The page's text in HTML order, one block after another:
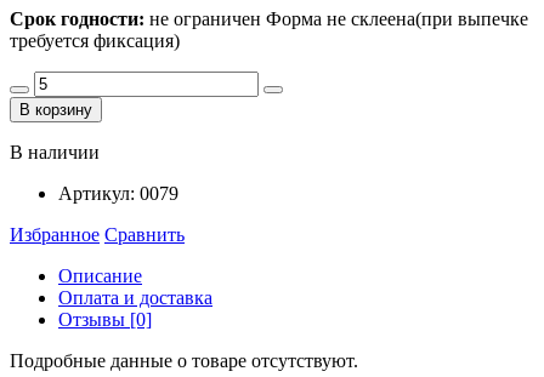
Срок годности: не ограничен Форма не склеена(при выпечке
требуется фиксация)
В корзину
В наличии
Артикул: 0079
Избранное Сравнить
Описание
Оплата и доставка
Отзывы [0]
Подробные данные о товаре отсутствуют.